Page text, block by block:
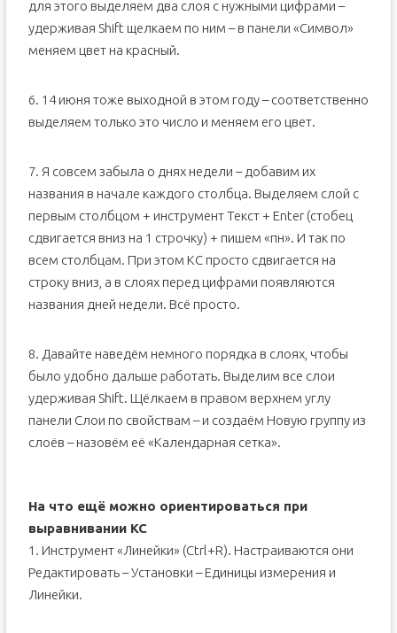
для этого выделяем два слоя с нужными цифрами –
удерживая Shift щелкаем по ним – в панели «Символ»
меняем цвет на красный.
6. 14 июня тоже выходной в этом году – соответственно
выделяем только это число и меняем его цвет.
7. Я совсем забыла о днях недели – добавим их
названия в начале каждого столбца. Выделяем слой с
первым столбцом + инструмент Текст + Enter (стобец
сдвигается вниз на 1 строчку) + пишем «пн». И так по
всем столбцам. При этом КС просто сдвигается на
строку вниз, а в слоях перед цифрами появляются
названия дней недели. Всё просто.
8. Давайте наведём немного порядка в слоях, чтобы
было удобно дальше работать. Выделим все слои
удерживая Shift. Щёлкаем в правом верхнем углу
панели Слои по свойствам – и создаём Новую группу из
слоёв – назовём её «Календарная сетка».
На что ещё можно ориентироваться при
выравнивании КС
1. Инструмент «Линейки» (Ctrl+R). Настраиваются они
Редактировать – Установки – Единицы измерения и
Линейки.